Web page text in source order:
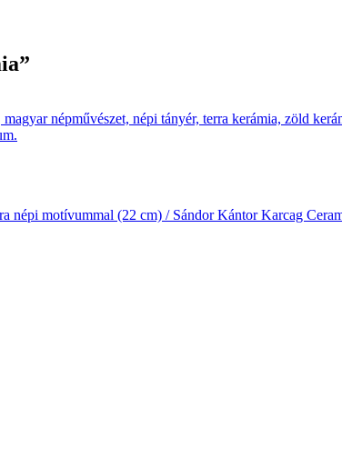
népi motívummal (22 cm) / Sándor Kántor Karcag